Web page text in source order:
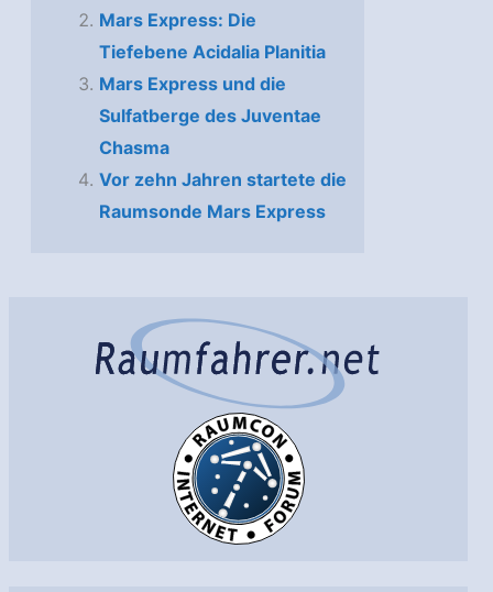
Mars Express: Die
Tiefebene Acidalia Planitia
Mars Express und die
Sulfatberge des Juventae
Chasma
Vor zehn Jahren startete die
Raumsonde Mars Express